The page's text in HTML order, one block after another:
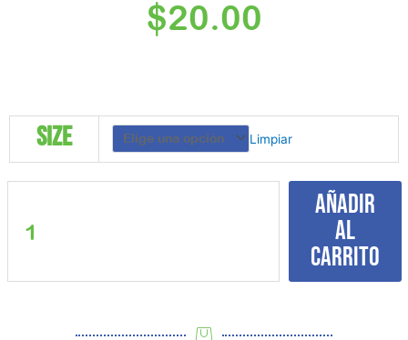
$20.00
Size Limpiar
Space
Glow
in
Dark
pajama
cantidad
Añadir
al
carrito